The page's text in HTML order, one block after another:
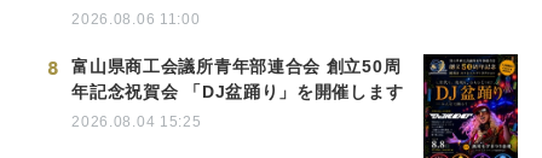
2026.08.06 11:00
8
富山県商工会議所青年部連合会 創立50周
年記念祝賀会 「DJ盆踊り」を開催します
2026.08.04 15:25